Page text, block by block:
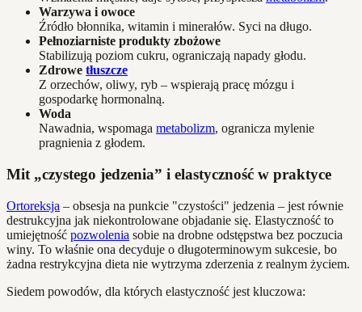
Warzywa i owoce
Źródło błonnika, witamin i minerałów. Syci na długo.
Pełnoziarniste produkty zbożowe
Stabilizują poziom cukru, ograniczają napady głodu.
Zdrowe tłuszcze
Z orzechów, oliwy, ryb – wspierają pracę mózgu i
gospodarkę hormonalną.
Woda
Nawadnia, wspomaga metabolizm, ogranicza mylenie
pragnienia z głodem.
Mit „czystego jedzenia” i elastyczność w praktyce
Ortoreksja – obsesja na punkcie "czystości" jedzenia – jest równie
destrukcyjna jak niekontrolowane objadanie się. Elastyczność to
umiejętność pozwolenia sobie na drobne odstępstwa bez poczucia
winy. To właśnie ona decyduje o długoterminowym sukcesie, bo
żadna restrykcyjna dieta nie wytrzyma zderzenia z realnym życiem.
Siedem powodów, dla których elastyczność jest kluczowa: